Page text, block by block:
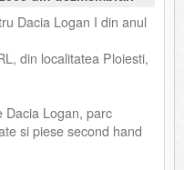
Dacia Logan I din anul
din localitatea Ploiesti,
Dacia Logan, parc
si piese second hand